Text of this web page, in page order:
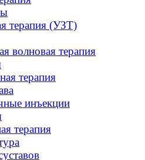
терапия (УЗТ)
волновая терапия
терапия
инъекции
терапия